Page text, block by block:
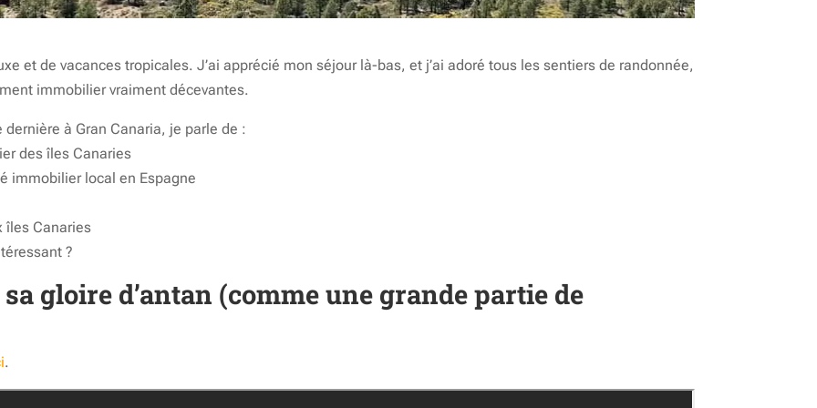
et de vacances tropicales. J’ai apprécié mon séjour là-bas, et j’ai adoré tous les sentiers de randonnée,
immobilier vraiment décevantes.
à Gran Canaria, je parle de :
des îles Canaries
immobilier local en Espagne
îles Canaries
?
gloire d’antan (comme une grande partie de
.